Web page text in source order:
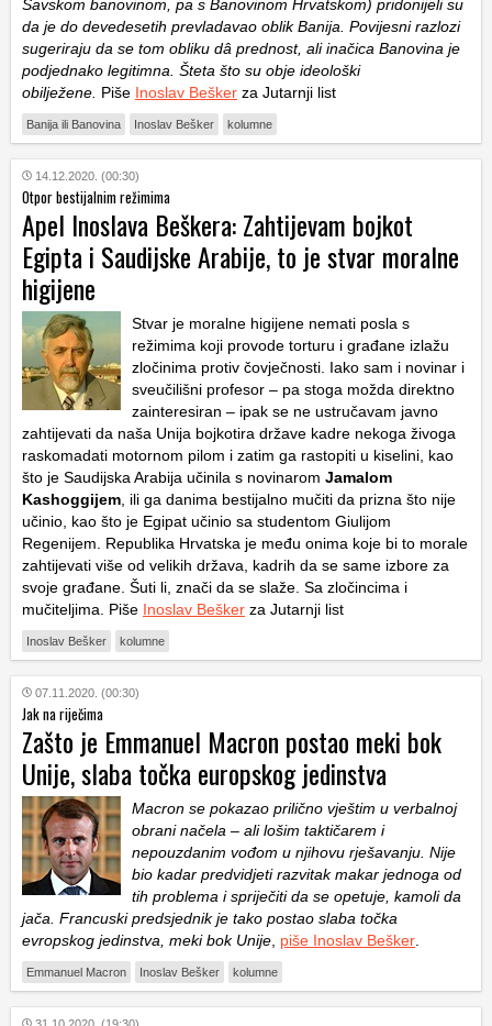
Savskom banovinom, pa s Banovinom Hrvatskom) pridonijeli su
da je do devedesetih prevladavao oblik Banija. Povijesni razlozi
sugeriraju da se tom obliku dâ prednost, ali inačica Banovina je
podjednako legitimna. Šteta što su obje ideološki
obilježene. Piše Inoslav Bešker za Jutarnji list
Banija ili Banovina Inoslav Bešker kolumne
14.12.2020. (00:30)
Otpor bestijalnim režimima
Apel Inoslava Beškera: Zahtijevam bojkot
Egipta i Saudijske Arabije, to je stvar moralne
higijene
Stvar je moralne higijene nemati posla s
režimima koji provode torturu i građane izlažu
zločinima protiv čovječnosti. Iako sam i novinar i
sveučilišni profesor – pa stoga možda direktno
zainteresiran – ipak se ne ustručavam javno
zahtijevati da naša Unija bojkotira države kadre nekoga živoga
raskomadati motornom pilom i zatim ga rastopiti u kiselini, kao
što je Saudijska Arabija učinila s novinarom Jamalom
Kashoggijem , ili ga danima bestijalno mučiti da prizna što nije
učinio, kao što je Egipat učinio sa studentom Giulijom
Regenijem. Republika Hrvatska je među onima koje bi to morale
zahtijevati više od velikih država, kadrih da se same izbore za
svoje građane. Šuti li, znači da se slaže. Sa zločincima i
mučiteljima. Piše Inoslav Bešker za Jutarnji list
Inoslav Bešker kolumne
07.11.2020. (00:30)
Jak na riječima
Zašto je Emmanuel Macron postao meki bok
Unije, slaba točka europskog jedinstva
Macron se pokazao prilično vještim u verbalnoj
obrani načela – ali lošim taktičarem i
nepouzdanim vođom u njihovu rješavanju. Nije
bio kadar predvidjeti razvitak makar jednoga od
tih problema i spriječiti da se opetuje, kamoli da
jača. Francuski predsjednik je tako postao slaba točka
evropskog jedinstva, meki bok Unije piše Inoslav Bešker
Emmanuel Macron Inoslav Bešker kolumne